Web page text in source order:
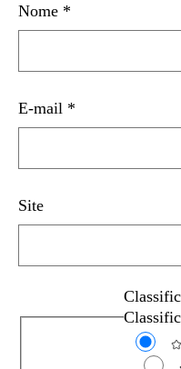
Nome *
E-mail *
Site